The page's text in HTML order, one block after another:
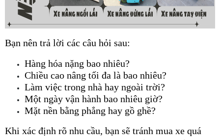
Bạn nên trả lời các câu hỏi sau:
Hàng hóa nặng bao nhiêu?
Chiều cao nâng tối đa là bao nhiêu?
Làm việc trong nhà hay ngoài trời?
Một ngày vận hành bao nhiêu giờ?
Mặt nền bằng phẳng hay gồ ghề?
Khi xác định rõ nhu cầu, bạn sẽ tránh mua xe quá